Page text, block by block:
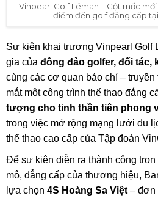
Vinpearl Golf Léman – Cột mốc
điểm đến golf đẳng cấp tại
Sự kiện khai trương Vinpearl Golf
gia của đông đảo golfer, đối tác,
cùng các cơ quan báo chí –
mắt một công trình thể thao đẳng
tượng cho tinh thần tiên phong
trong việc mở rộng mạng lưới du
thể thao cao cấp của Tập đoàn
Để sự kiện diễn ra thành công
mô, đẳng cấp của thương hiệu,
lựa chọn 4S Hoàng Sa Việt – đơn